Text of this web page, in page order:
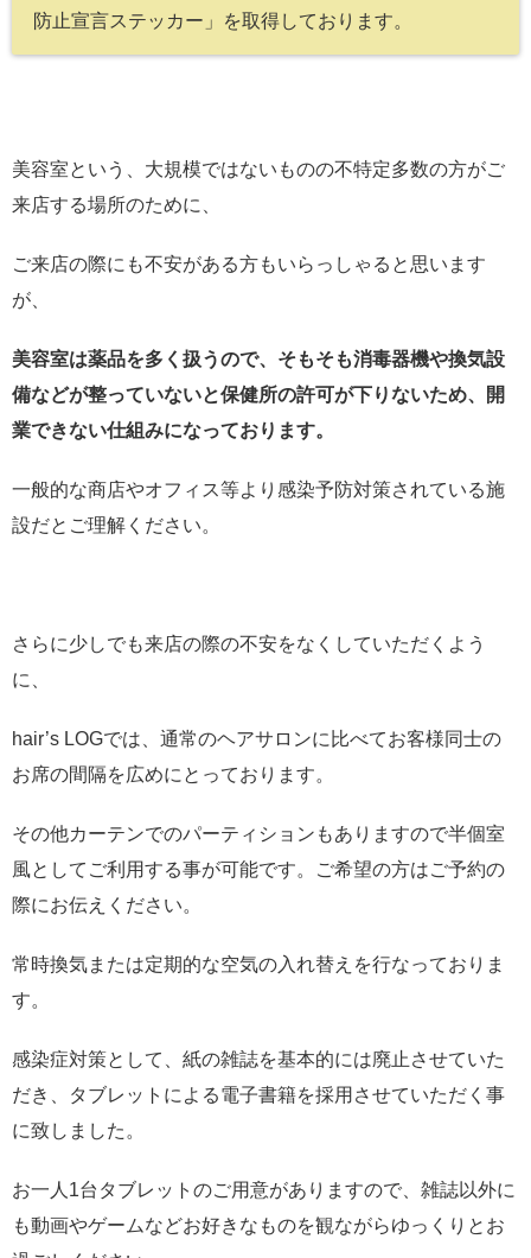
防止宣言ステッカー」を取得しております。
美容室という、大規模ではないものの不特定多数の方がご
来店する場所のために、
ご来店の際にも不安がある方もいらっしゃると思います
が、
美容室は薬品を多く扱うので、そもそも消毒器機や換気設
備などが整っていないと保健所の許可が下りないため、開
業できない仕組みになっております。
一般的な商店やオフィス等より感染予防対策されている施
設だとご理解ください。
さらに少しでも来店の際の不安をなくしていただくよう
に、
hair’s LOGでは、通常のヘアサロンに比べてお客様同士の
お席の間隔を広めにとっております。
その他カーテンでのパーティションもありますので半個室
風としてご利用する事が可能です。ご希望の方はご予約の
際にお伝えください。
常時換気または定期的な空気の入れ替えを行なっておりま
す。
感染症対策として、紙の雑誌を基本的には廃止させていた
だき、タブレットによる電子書籍を採用させていただく事
に致しました。
お一人1台タブレットのご用意がありますので、雑誌以外に
も動画やゲームなどお好きなものを観ながらゆっくりとお